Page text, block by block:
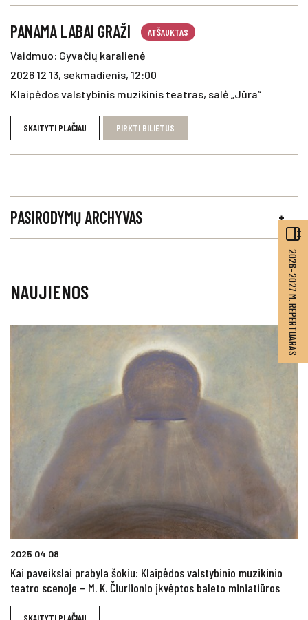
PANAMA LABAI GRAŽI ATŠAUKTAS
Vaidmuo: Gyvačių karalienė
2026 12 13, sekmadienis, 12:00
Klaipėdos valstybinis muzikinis teatras, salė „Jūra“
SKAITYTI PLAČIAU PIRKTI BILIETUS
PASIRODYMŲ ARCHYVAS
NAUJIENOS
2025 04 08
Kai paveikslai prabyla šokiu: Klaipėdos valstybinio muzikinio
teatro scenoje – M. K. Čiurlionio įkvėptos baleto miniatiūros
SKAITYTI PLAČIAU
2026–2027 M. REPERTUARAS